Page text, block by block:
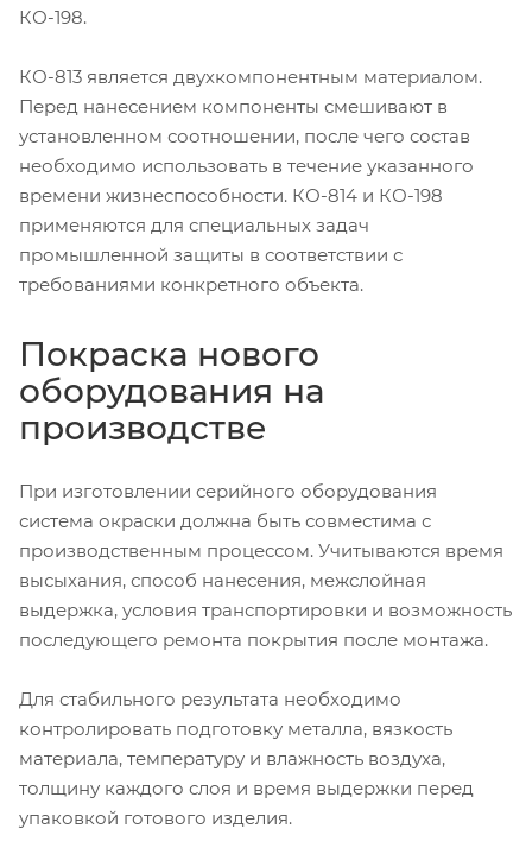
КО-198.
КО-813 является двухкомпонентным материалом.
Перед нанесением компоненты смешивают в
установленном соотношении, после чего состав
необходимо использовать в течение указанного
времени жизнеспособности. КО-814 и КО-198
применяются для специальных задач
промышленной защиты в соответствии с
требованиями конкретного объекта.
Покраска нового
оборудования на
производстве
При изготовлении серийного оборудования
система окраски должна быть совместима с
производственным процессом. Учитываются время
высыхания, способ нанесения, межслойная
выдержка, условия транспортировки и возможность
последующего ремонта покрытия после монтажа.
Для стабильного результата необходимо
контролировать подготовку металла, вязкость
материала, температуру и влажность воздуха,
толщину каждого слоя и время выдержки перед
упаковкой готового изделия.